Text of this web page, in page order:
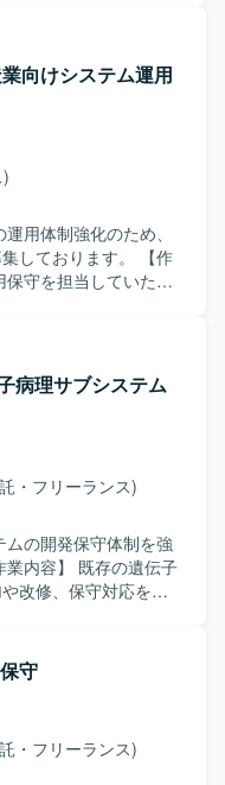
る方を求めていま
ができます。 【開
）、各種AI駆動開発
向けシステム運用
用体制強化のため、
おります。 【作
守を担当していただ
などを行っていただ
ながら主体的に業務
す。既存システムの
に根気強く取り組ん
用保守に関わること
の知見を深めること
一連の工程に携わる
の双方を高めていた
病理サブシステム
・フリーランス)
ムの開発保守体制を強
改修、保守対応をご
に対応いただける方
高い業務ドメインの
守
・フリーランス)